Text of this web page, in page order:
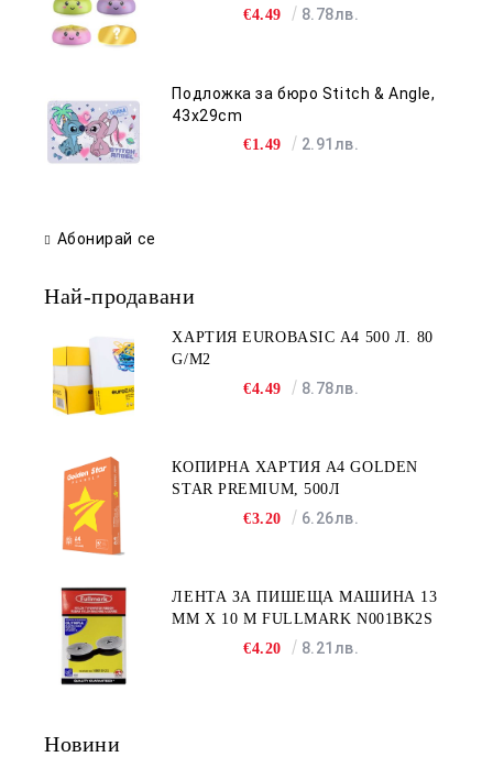
€4.49 8.78лв.
Подложка за бюро Stitch & Angle,
43x29cm
€1.49 2.91лв.
Абонирай се
Най-продавани
ХАРТИЯ EUROBASIC А4 500 Л. 80
G/M2
€4.49
8.78лв.
КОПИРНА ХАРТИЯ A4 GOLDEN
STAR PREMIUM, 500Л
€3.20
6.26лв.
ЛЕНТА ЗА ПИШЕЩА МАШИНА 13
MM X 10 M FULLMARK N001BK2S
€4.20
8.21лв.
Новини